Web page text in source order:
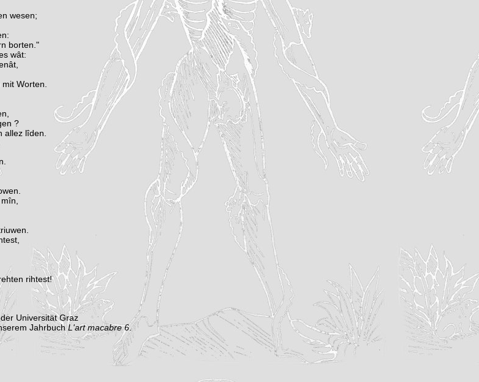
wesen;
borten."
wât:
Worten.
?
allez lîden.
rihtest!
Universität Graz
JahrbuchL'art macabre 6.